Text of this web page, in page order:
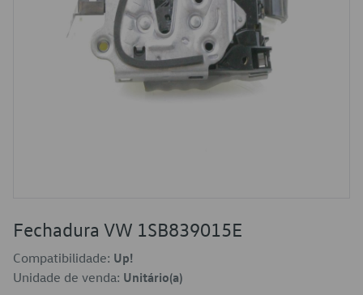
Fechadura VW 1SB839015E
Compatibilidade: Up!
Unidade de venda: Unitário(a)